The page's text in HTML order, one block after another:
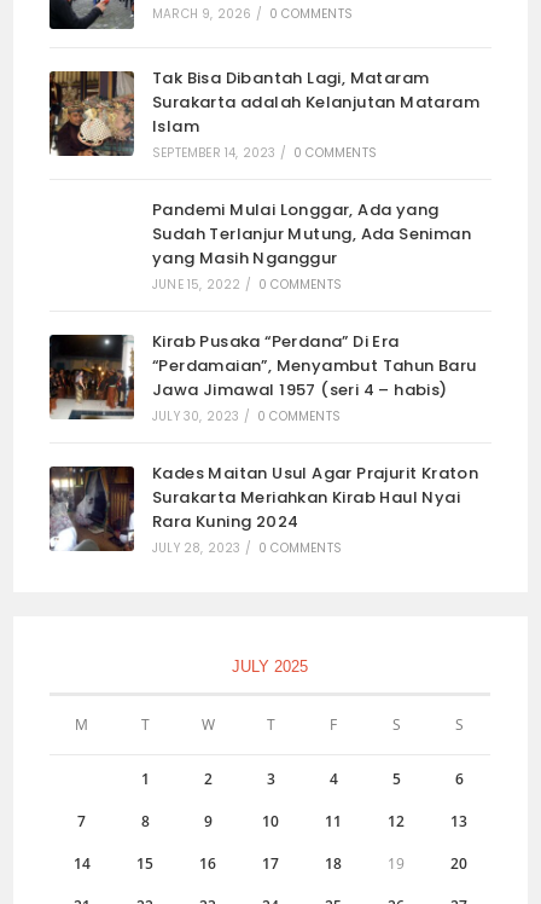
MARCH 9, 2026 / 0 COMMENTS
Tak Bisa Dibantah Lagi, Mataram
Surakarta adalah Kelanjutan Mataram
Islam
SEPTEMBER 14, 2023 / 0 COMMENTS
Pandemi Mulai Longgar, Ada yang
Sudah Terlanjur Mutung, Ada Seniman
yang Masih Nganggur
JUNE 15, 2022 / 0 COMMENTS
Kirab Pusaka “Perdana” Di Era
“Perdamaian”, Menyambut Tahun Baru
Jawa Jimawal 1957 (seri 4 – habis)
JULY 30, 2023 / 0 COMMENTS
Kades Maitan Usul Agar Prajurit Kraton
Surakarta Meriahkan Kirab Haul Nyai
Rara Kuning 2024
JULY 28, 2023 / 0 COMMENTS
JULY 2025
M T W T F S S
1 2 3 4 5 6
7 8 9 10 11 12 13
14 15 16 17 18 19 20